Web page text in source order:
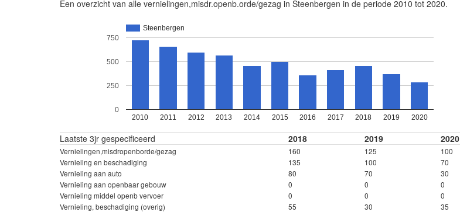
Een overzicht van alle vernielingen,misdr.openb.orde/gezag in Steenbergen in de periode 2010 tot 2020.
Steenbergen
2010 2011 2012 2013 2014 2015 2016 2017 2018 2019 2020
0
250
500
750
Laatste 3jr gespecificeerd 2018 2019 2020
Vernielingen,misdropenborde/gezag 160 125
100
Vernieling en beschadiging
135 100
70
Vernieling aan auto
80 70
30
Vernieling aan openbaar gebouw
0 0
0
Vernieling middel openb vervoer
0 0
0
Vernieling, beschadiging (overig)
55 30
35